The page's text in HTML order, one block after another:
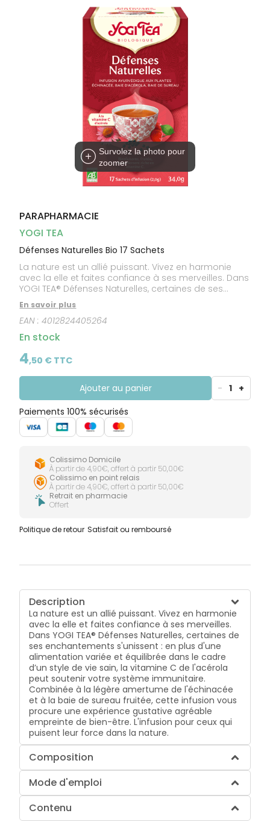
médicaux
Corps
Visage
Survolez la photo pour
zoomer
PARAPHARMACIE
YOGI TEA
Défenses Naturelles Bio 17 Sachets
La nature est un allié puissant. Vivez en harmonie
avec la elle et faites confiance à ses merveilles. Dans
YOGI TEA® Défenses Naturelles, certaines de ses
enchantements s'unissent : en plus d'une
alimentation variée et équilibrée dans le cadre d’un
style de vie sain, la vitamine C de l'acérola peut
soutenir votre système immunitaire. Combinée à la
légère amertume de l'échinacée et à la baie de
sureau fruitée, cette infusion vous procure une
expérience gustative agréable empreinte de bien-
être. L'infusion pour ceux qui puisent leur force dans
En savoir plus
EAN :4012824405264
En stock
4,50 € TTC
Ajouter au panier - 1 +
Paiements 100% sécurisés
Colissimo Domicile
À partir de 4,90€, offert à partir 50,00€
Colissimo en point relais
À partir de 4,90€, offert à partir 50,00€
Retrait en pharmacie
Offert
Politique de retour Satisfait ou remboursé
Description
La nature est un allié puissant. Vivez en harmonie
avec la elle et faites confiance à ses merveilles.
Dans YOGI TEA® Défenses Naturelles, certaines de
ses enchantements s'unissent : en plus d'une
alimentation variée et équilibrée dans le cadre
d’un style de vie sain, la vitamine C de l'acérola
peut soutenir votre système immunitaire.
Combinée à la légère amertume de l'échinacée
et à la baie de sureau fruitée, cette infusion vous
procure une expérience gustative agréable
empreinte de bien-être. L'infusion pour ceux qui
puisent leur force dans la nature.
Composition
Mode d'emploi
Contenu